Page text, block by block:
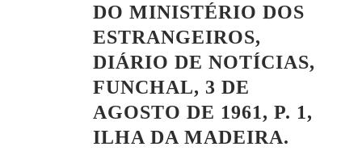
DO MINISTÉRIO DOS
ESTRANGEIROS,
DIÁRIO DE NOTÍCIAS,
FUNCHAL, 3 DE
AGOSTO DE 1961, P. 1,
ILHA DA MADEIRA.